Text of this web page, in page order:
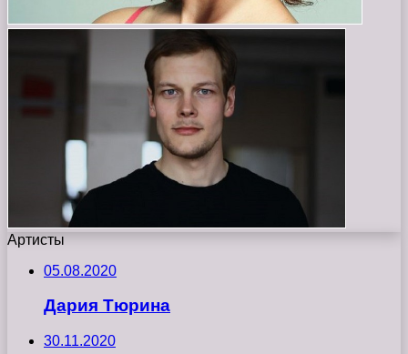
Артисты
05.08.2020
Дария Тюрина
30.11.2020